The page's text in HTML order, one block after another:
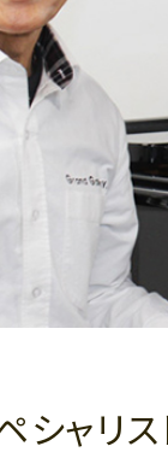
シャリ